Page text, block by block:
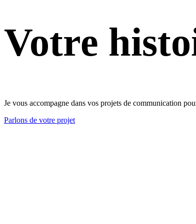
Votre
Je vous accompagne dans vos projets de communication
Parlons de votre projet